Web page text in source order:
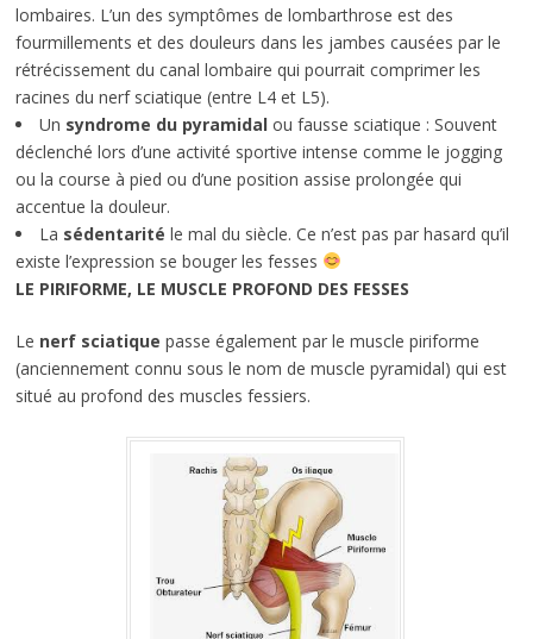
lombaires. L’un des symptômes de lombarthrose est des
fourmillements et des douleurs dans les jambes causées par le
rétrécissement du canal lombaire qui pourrait comprimer les
racines du nerf sciatique (entre L4 et L5).
Un syndrome du pyramidalou fausse sciatique : Souvent
déclenché lors d’une activité sportive intense comme le jogging
ou la course à pied ou d’une position assise prolongée qui
accentue la douleur.
La sédentarité le mal du siècle. Ce n’est pas par hasard qu’il
existe l’expression se bouger les fesses
LE PIRIFORME, LE MUSCLE PROFOND DES FESSES
Le nerf sciatique passe également par le muscle piriforme
(anciennement connu sous le nom de muscle pyramidal) qui est
situé au profond des muscles fessiers.